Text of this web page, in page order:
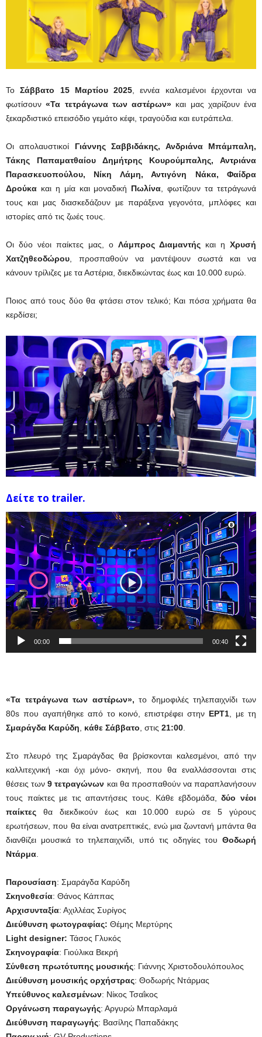
ΤοΣάββατο 15 Μαρτίου 2025, εννέα καλεσμένοι έρχονται να
φωτίσουν«Τα τετράγωνα των αστέρων» και μας χαρίζουν ένα
ξεκαρδιστικό επεισόδιο γεμάτο κέφι, τραγούδια και ευτράπελα.
Οι απολαυστικοί Γιάννης Σαββιδάκης, Ανδριάνα Μπάμπαλη,
Τάκης Παπαματθαίου Δημήτρης Κουρούμπαλης, Αντριάνα
Παρασκευοπούλου, Νίκη Λάμη, Αντιγόνη Νάκα, Φαίδρα
Δρούκα και η μία και μοναδική Πωλίνα, φωτίζουν τα τετράγωνά
τους και μας διασκεδάζουν με παράξενα γεγονότα, μπλόφες και
ιστορίες από τις ζωές τους.
Οι δύο νέοι παίκτες μας, ο Λάμπρος Διαμαντής και η Χρυσή
Χατζηθεοδώρου, προσπαθούν να μαντέψουν σωστά και να
κάνουν τρίλιζες με τα Αστέρια, διεκδικώντας έως και 10.000 ευρώ.
Ποιος από τους δύο θα φτάσει στον τελικό; Και πόσα χρήματα θα
κερδίσει;
Δείτε το trailer.
Πρόγραμμα
Αναπαραγωγής
Βίντεο
00:00 00:40
«Τα τετράγωνα των αστέρων», το δημοφιλές τηλεπαιχνίδι των
80s που αγαπήθηκε από το κοινό, επιστρέφει στην ΕΡΤ1, με τη
Σμαράγδα Καρύδη, κάθε Σάββατο, στις 21:00.
Στο πλευρό της Σμαράγδας θα βρίσκονται καλεσμένοι, από την
καλλιτεχνική -και όχι μόνο- σκηνή, που θα εναλλάσσονται στις
θέσεις των9 τετραγώνων και θα προσπαθούν να παραπλανήσουν
τους παίκτες με τις απαντήσεις τους. Κάθε εβδομάδα,δύο νέοι
παίκτες θα διεκδικούν έως και 10.000 ευρώ σε 5 γύρους
ερωτήσεων, που θα είναι ανατρεπτικές, ενώ μια ζωντανή μπάντα θα
διανθίζει μουσικά το τηλεπαιχνίδι, υπό τις οδηγίες του Θοδωρή
Ντάρμα.
Παρουσίαση: Σμαράγδα Καρύδη
Σκηνοθεσία: Θάνος Κάππας
Αρχισυνταξία: Αχιλλέας Συρίγος
Διεύθυνση φωτογραφίας: Θέμης Μερτύρης
Light designer: Τάσος Γλυκός
Σκηνογραφία: Γιούλικα Βεκρή
Σύνθεση πρωτότυπης μουσικής: Γιάννης Χριστοδουλόπουλος
Διεύθυνση μουσικής ορχήστρας: Θοδωρής Ντάρμας
Υπεύθυνος καλεσμένων: Νίκος Τσαΐκος
Οργάνωση παραγωγής: Αργυρώ Μπαρλαμά
Διεύθυνση παραγωγής: Βασίλης Παπαδάκης